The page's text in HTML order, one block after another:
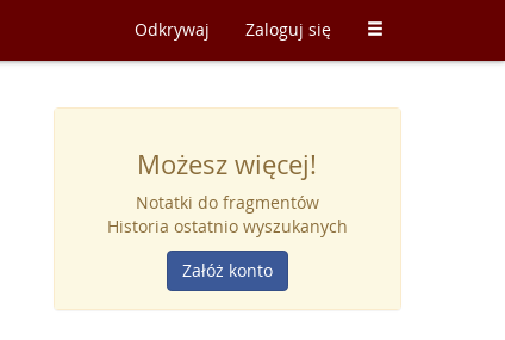
Odkrywaj Zaloguj się
Możesz więcej!
Notatki do fragmentów
Historia ostatnio wyszukanych
Załóż konto